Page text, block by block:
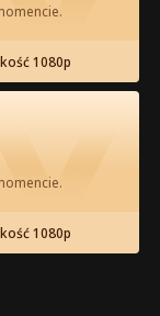
Odcinki
58
1080p
1080p